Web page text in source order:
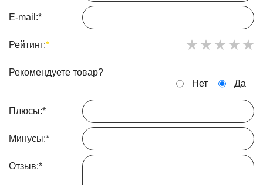
E-mail:*
Рейтинг:*
Рекомендуете товар?
Нет
Да
Плюсы:*
Минусы:*
Отзыв:*